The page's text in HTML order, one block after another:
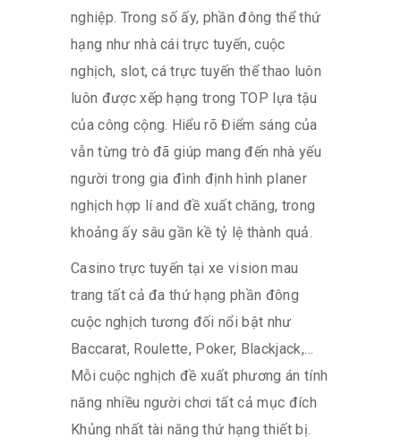
nghiệp. Trong số ấy, phần đông thể thứ
hạng như nhà cái trực tuyến, cuộc
nghịch, slot, cá trực tuyến thể thao luôn
luôn được xếp hạng trong TOP lựa tậu
của công cộng. Hiểu rõ Điểm sáng của
vẫn từng trò đã giúp mang đến nhà yếu
người trong gia đình định hình planer
nghịch hợp lí and đề xuất chăng, trong
khoảng ấy sâu gần kề tỷ lệ thành quả.
Casino trực tuyến tại xe vision mau
trang tất cả đa thứ hạng phần đông
cuộc nghịch tương đối nổi bật như
Baccarat, Roulette, Poker, Blackjack,…
Mỗi cuộc nghịch đề xuất phương án tính
năng nhiều người chơi tất cả mục đích
Khủng nhất tài năng thứ hạng thiết bị.